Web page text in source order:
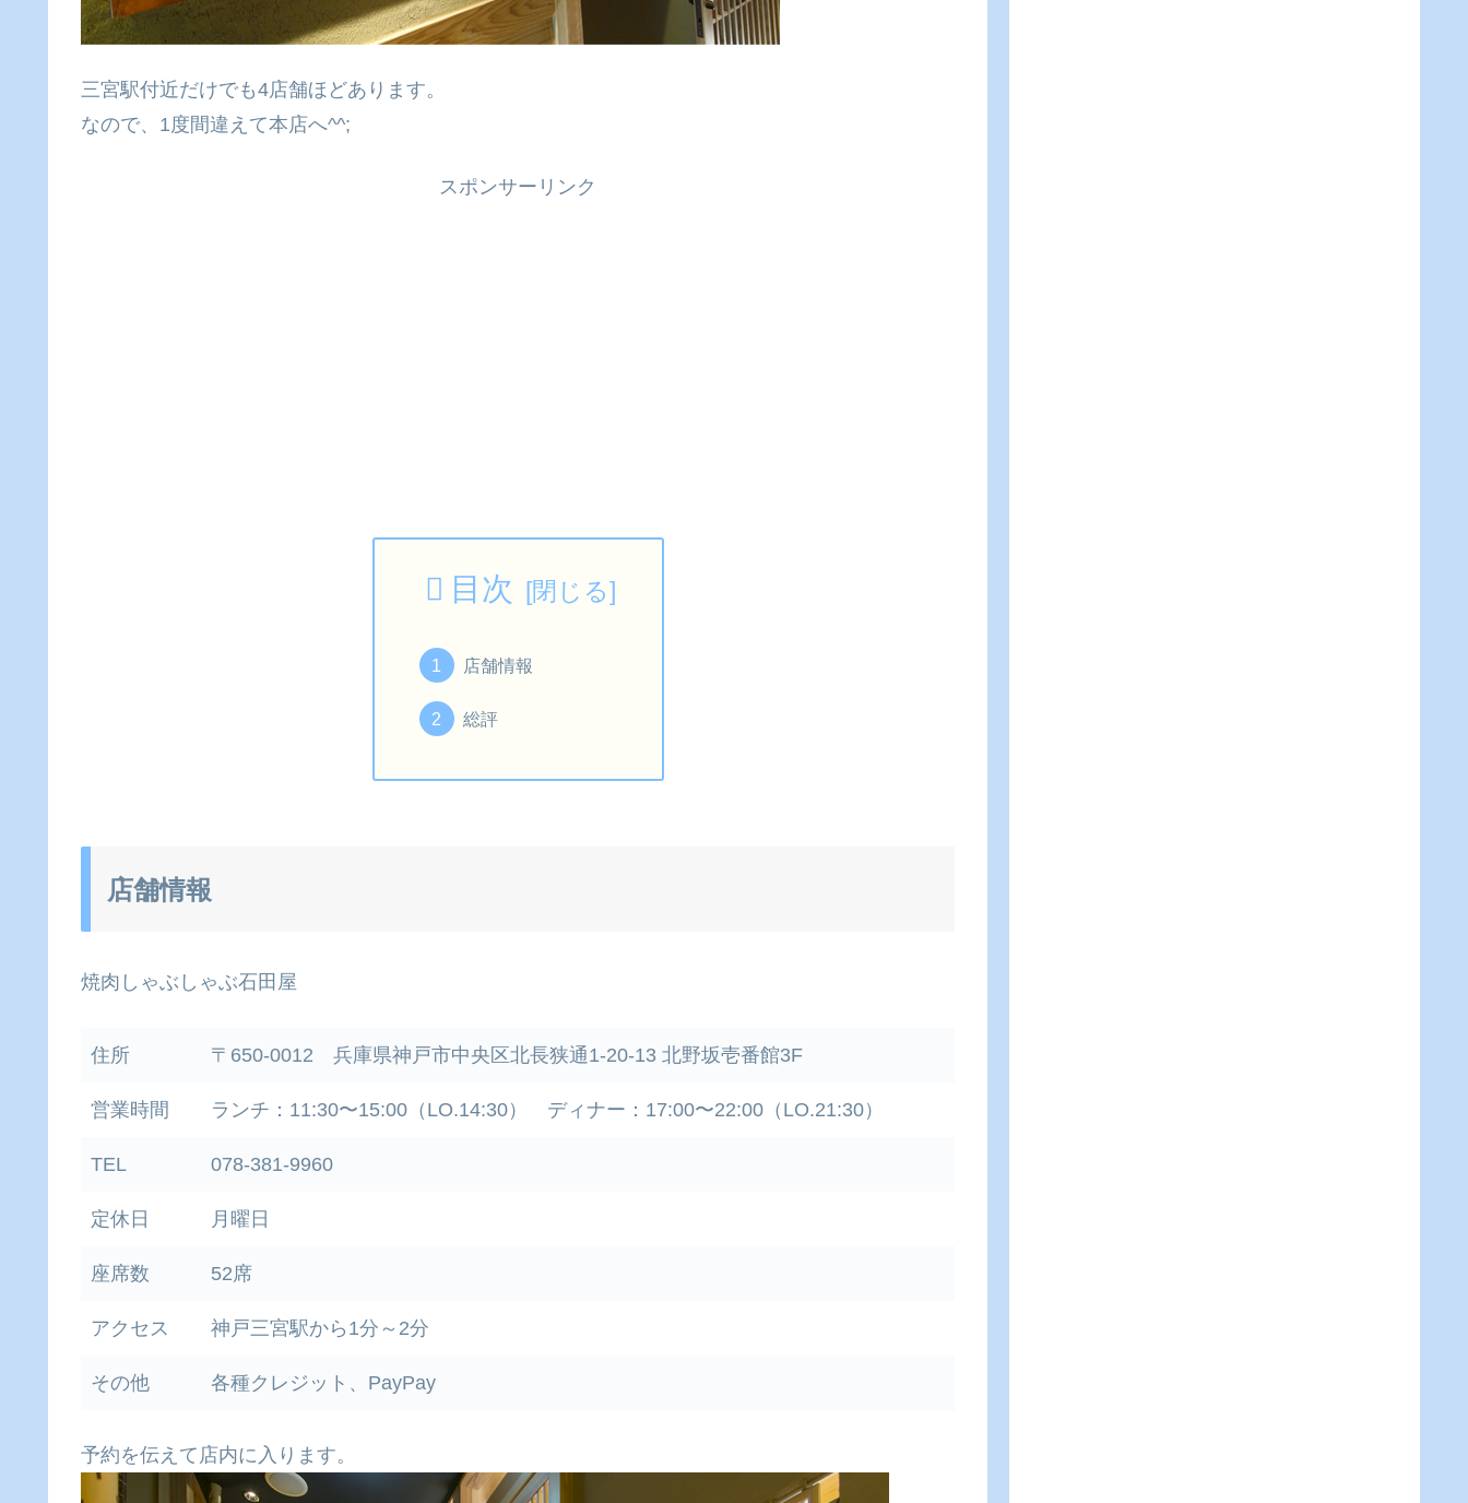
三宮駅付近だけでも4店舗ほどあります。
なので、1度間違えて本店へ^^;
スポンサーリンク
目次
店舗情報
総評
店舗情報
焼肉しゃぶしゃぶ石田屋
住所 〒650-0012 兵庫県神戸市中央区北長狭通1-20-13 北野坂壱番館3F
営業時間 ランチ：11:30〜15:00（LO.14:30） ディナー：17:00〜22:00（LO.21:30）
TEL 078-381-9960
定休日 月曜日
座席数 52席
アクセス 神戸三宮駅から1分～2分
その他 各種クレジット、PayPay
予約を伝えて店内に入ります。